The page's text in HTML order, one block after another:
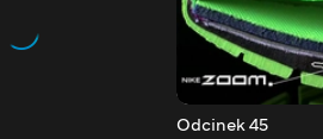
Odcinek 45